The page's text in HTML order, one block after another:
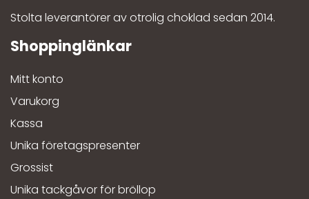
Stolta leverantörer av otrolig choklad sedan 2014.
Mitt konto
Varukorg
Kassa
Unika företagspresenter
Grossist
Unika tackgåvor för bröllop